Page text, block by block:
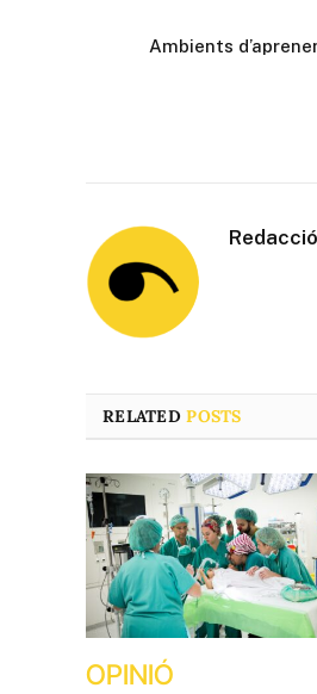
Ambients
Redacció
RELATEDPOSTS
OPINIÓ